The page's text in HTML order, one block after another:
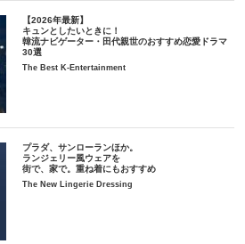
【2026年最新】
キュンとしたいときに！
韓流ナビゲーター・田代親世のおすすめ恋愛ドラマ
30選
The Best K-Entertainment
プラダ、サンローランほか。
ランジェリー風ウェアを
街で、家で。重ね着にもおすすめ
The New Lingerie Dressing